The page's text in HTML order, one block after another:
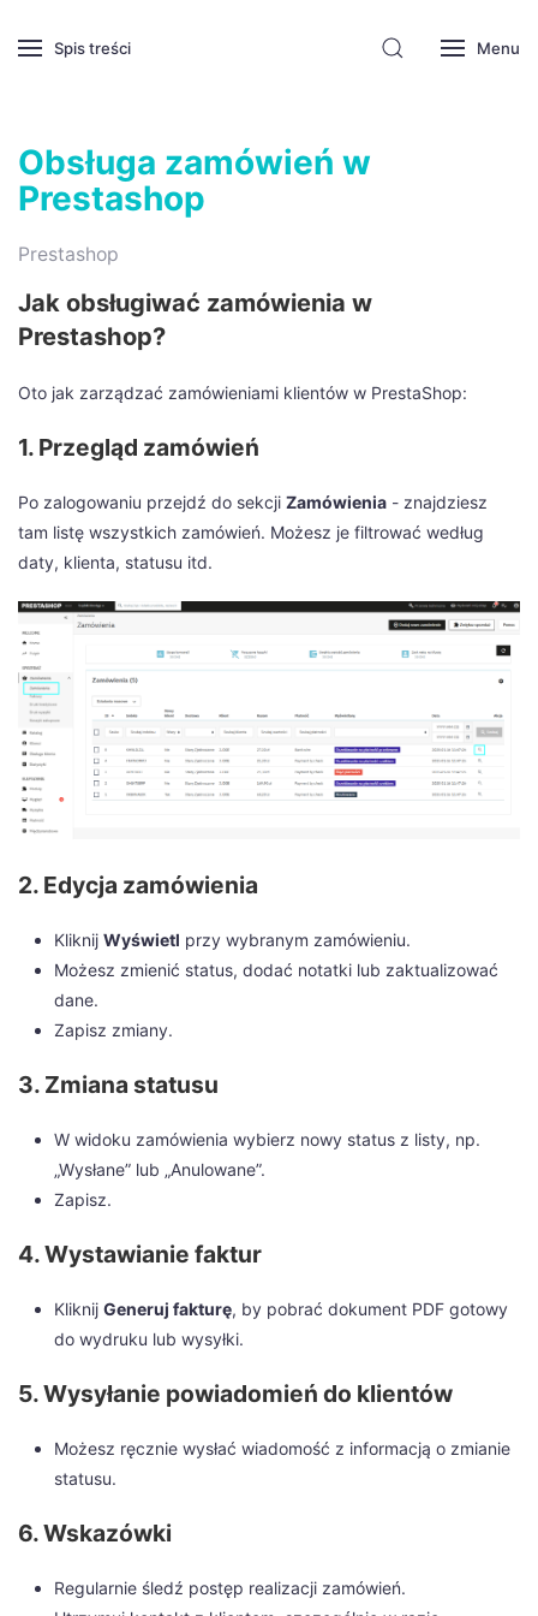
Spis treści Menu
Obsługa zamówień w
Prestashop
Prestashop
Jak obsługiwać zamówienia w
Prestashop?
Oto jak zarządzać zamówieniami klientów w PrestaShop:
1. Przegląd zamówień
Po zalogowaniu przejdź do sekcji Zamówienia - znajdziesz
tam listę wszystkich zamówień. Możesz je filtrować według
daty, klienta, statusu itd.
2. Edycja zamówienia
Kliknij Wyświetl przy wybranym zamówieniu.
Możesz zmienić status, dodać notatki lub zaktualizować
dane.
Zapisz zmiany.
3. Zmiana statusu
W widoku zamówienia wybierz nowy status z listy, np.
„Wysłane” lub „Anulowane”.
Zapisz.
4. Wystawianie faktur
Kliknij Generuj fakturę, by pobrać dokument PDF gotowy
do wydruku lub wysyłki.
5. Wysyłanie powiadomień do klientów
Możesz ręcznie wysłać wiadomość z informacją o zmianie
statusu.
6. Wskazówki
Regularnie śledź postęp realizacji zamówień.